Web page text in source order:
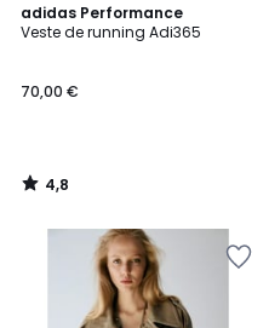
adidas Performance
Veste de running Adi365
70,00 €
4,8
/ 5
4,8
/